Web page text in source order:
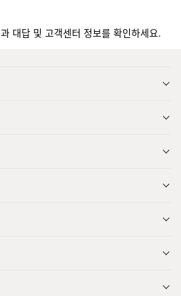
대답 및 고객센터 정보를 확인하세요.